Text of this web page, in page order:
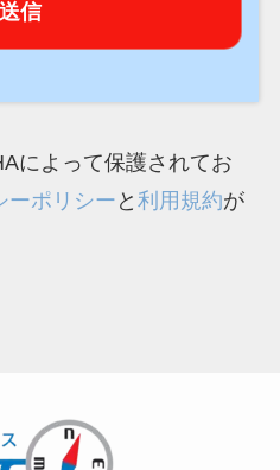
によって保護されてお
ーポリシーと 利用規約が